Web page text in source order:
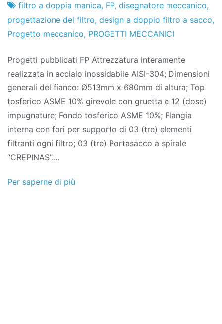
di
progetti
di
aprile
2020
filtro a doppia manica, FP, disegnatore meccanico,
progettazione del filtro, design a doppio filtro a sacco,
Progetto meccanico, PROGETTI MECCANICI
Progetti pubblicati FP Attrezzatura interamente
realizzata in acciaio inossidabile AISI-304; Dimensioni
generali del fianco: Ø513mm x 680mm di altura; Top
tosferico ASME 10% girevole con gruetta e 12 (dose)
impugnature; Fondo tosferico ASME 10%; Flangia
interna con fori per supporto di 03 (tre) elementi
filtranti ogni filtro; 03 (tre) Portasacco a spirale
“CREPINAS”.…
Per saperne di più